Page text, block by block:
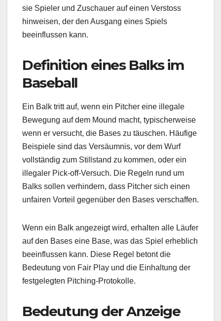
sie Spieler und Zuschauer auf einen Verstoss
hinweisen, der den Ausgang eines Spiels
beeinflussen kann.
Definition eines Balks im
Baseball
Ein Balk tritt auf, wenn ein Pitcher eine illegale
Bewegung auf dem Mound macht, typischerweise
wenn er versucht, die Bases zu täuschen. Häufige
Beispiele sind das Versäumnis, vor dem Wurf
vollständig zum Stillstand zu kommen, oder ein
illegaler Pick-off-Versuch. Die Regeln rund um
Balks sollen verhindern, dass Pitcher sich einen
unfairen Vorteil gegenüber den Bases verschaffen.
Wenn ein Balk angezeigt wird, erhalten alle Läufer
auf den Bases eine Base, was das Spiel erheblich
beeinflussen kann. Diese Regel betont die
Bedeutung von Fair Play und die Einhaltung der
festgelegten Pitching-Protokolle.
Bedeutung der Anzeige